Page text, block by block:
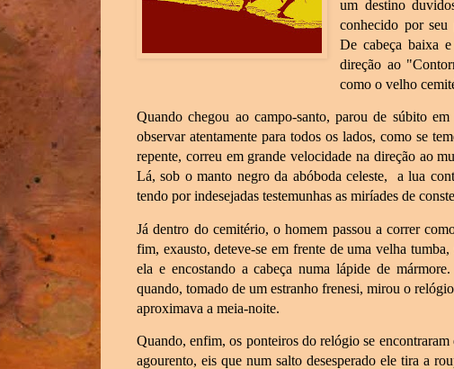
um destino
conhecido por seu
De cabeça baixa
direção ao
como o velho
Quando chegou ao campo-santo, parou de súbito
observar atentamente para todos os lados, como se
repente, correu em grande velocidade na direção ao
Lá, sob o manto negro da abóboda celeste, a lua
tendo por indesejadas testemunhas as miríades de
Já dentro do cemitério, o homem passou a correr
fim, exausto, deteve-se em frente de uma velha
ela e encostando a cabeça numa lápide de
quando, tomado de um estranho frenesi, mirou o
aproximava a meia-noite.
Quando, enfim, os ponteiros do relógio se
agourento, eis que num salto desesperado ele tira a